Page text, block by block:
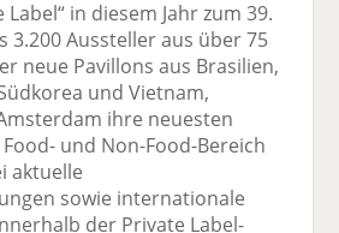
in diesem Jahr zum 39.
3.200 Aussteller aus über 75
neue Pavillons aus Brasilien,
und Vietnam,
ihre neuesten
und Non-Food-Bereich
aktuelle
sowie internationale
der Private Label-